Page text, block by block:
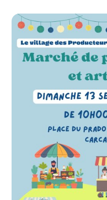
Zoom de l'image